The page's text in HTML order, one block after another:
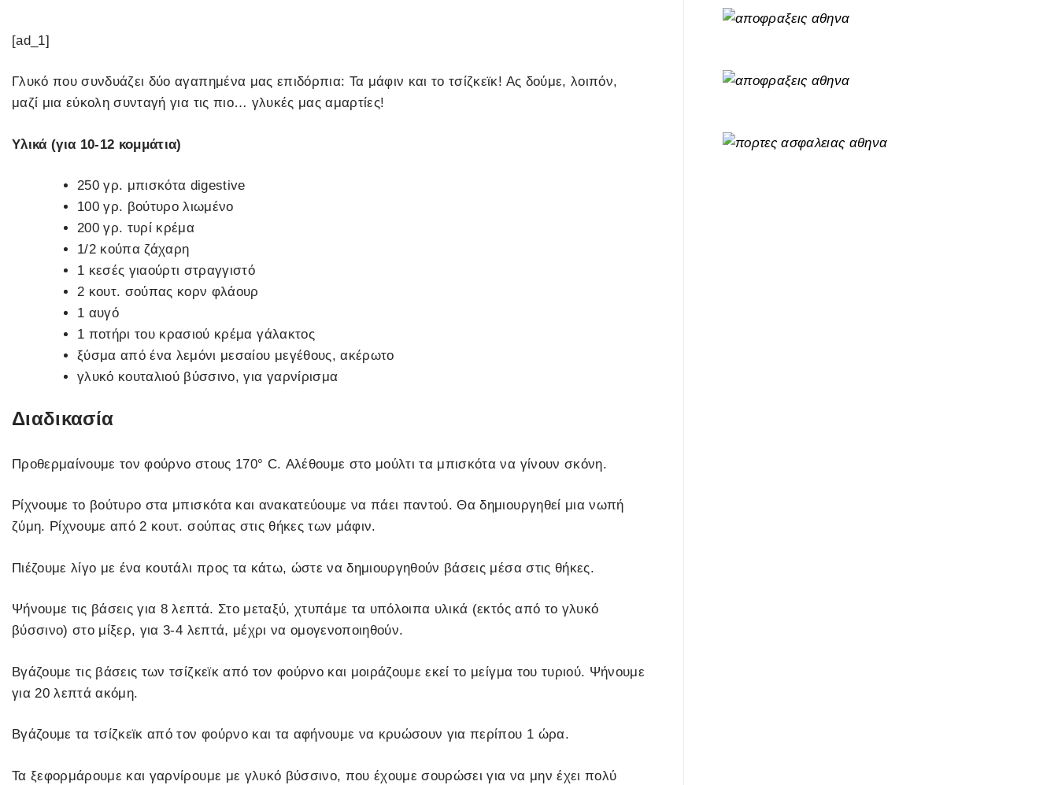
[ad_1]
Γλυκό που συνδυάζει δύο αγαπημένα μας επιδόρπια: Τα μάφιν και το τσίζκεϊκ! Ας δούμε, λοιπόν,
μαζί μια εύκολη συνταγή για τις πιο… γλυκές μας αμαρτίες!
Υλικά (για 10-12 κομμάτια)
250 γρ. μπισκότα digestive
100 γρ. βούτυρο λιωμένο
200 γρ. τυρί κρέμα
1/2 κούπα ζάχαρη
1 κεσές γιαούρτι στραγγιστό
2 κουτ. σούπας κορν φλάουρ
1 αυγό
1 ποτήρι του κρασιού κρέμα γάλακτος
ξύσμα από ένα λεμόνι μεσαίου μεγέθους, ακέρωτο
γλυκό κουταλιού βύσσινο, για γαρνίρισμα
Διαδικασία
Προθερμαίνουμε τον φούρνο στους 170° C. Αλέθουμε στο μούλτι τα μπισκότα να γίνουν σκόνη.
Ρίχνουμε το βούτυρο στα μπισκότα και ανακατεύουμε να πάει παντού. Θα δημιουργηθεί μια νωπή
ζύμη. Ρίχνουμε από 2 κουτ. σούπας στις θήκες των μάφιν.
Πιέζουμε λίγο με ένα κουτάλι προς τα κάτω, ώστε να δημιουργηθούν βάσεις μέσα στις θήκες.
Ψήνουμε τις βάσεις για 8 λεπτά. Στο μεταξύ, χτυπάμε τα υπόλοιπα υλικά (εκτός από το γλυκό
βύσσινο) στο μίξερ, για 3-4 λεπτά, μέχρι να ομογενοποιηθούν.
Βγάζουμε τις βάσεις των τσίζκεϊκ από τον φούρνο και μοιράζουμε εκεί το μείγμα του τυριού. Ψήνουμε
για 20 λεπτά ακόμη.
Βγάζουμε τα τσίζκεϊκ από τον φούρνο και τα αφήνουμε να κρυώσουν για περίπου 1 ώρα.
Τα ξεφορμάρουμε και γαρνίρουμε με γλυκό βύσσινο, που έχουμε σουρώσει για να μην έχει πολύ